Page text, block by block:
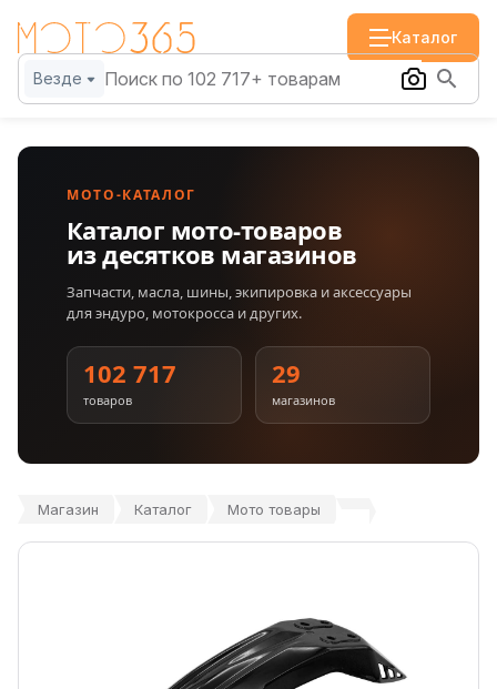
Каталог
Везде
МОТО-КАТАЛОГ
Каталог мото-товаров
из десятков магазинов
Запчасти, масла, шины, экипировка и аксессуары
для эндуро, мотокросса и других.
102 717
товаров
29
магазинов
Магазин Каталог Мото товары